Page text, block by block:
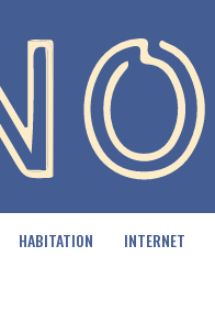
HABITATION INTERNET